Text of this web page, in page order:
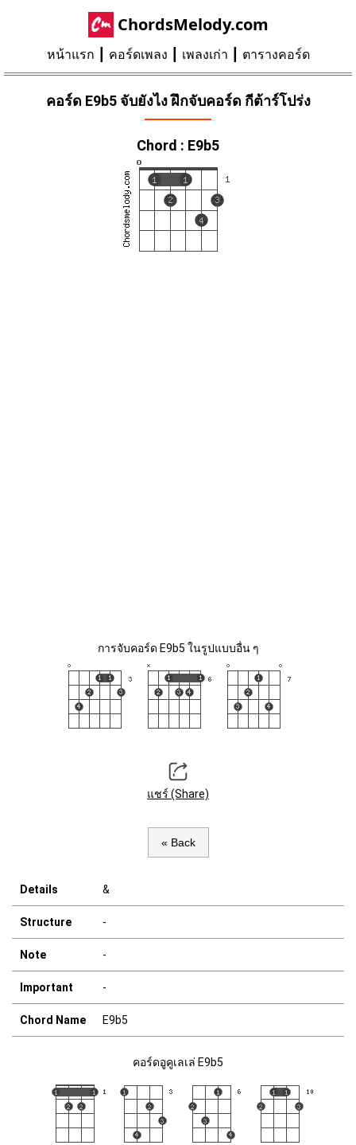
ChordsMelody.com
หน้าแรก คอร์ดเพลง เพลงเก่า ตารางคอร์ด
คอร์ด E9b5 จับยังไง ฝึกจับคอร์ด กีต้าร์โปร่ง
Chord : E9b5
การจับคอร์ด E9b5 ในรูปแบบอื่น ๆ
แชร์ (Share)
« Back
Details &
Structure -
Note -
Important -
Chord Name E9b5
คอร์ดอูคูเลเล่ E9b5